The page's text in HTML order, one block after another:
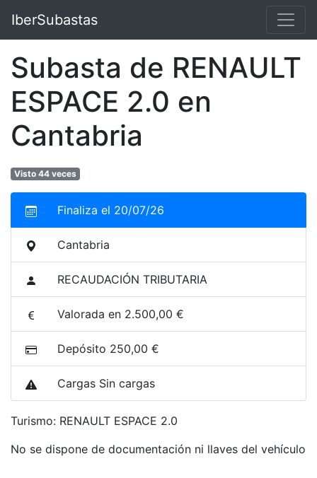
IberSubastas
Subasta de RENAULT
ESPACE 2.0 en
Cantabria
Visto 44 veces
Finaliza el 20/07/26
Cantabria
RECAUDACIÓN TRIBUTARIA
Valorada en 2.500,00 €
Depósito 250,00 €
Cargas Sin cargas
Turismo: RENAULT ESPACE 2.0
No se dispone de documentación ni llaves del vehículo